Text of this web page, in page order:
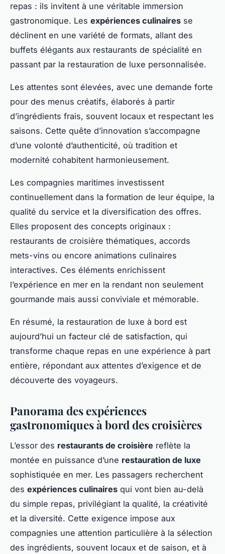
repas : ils invitent à une véritable immersion
gastronomique. Les expériences culinaires se
déclinent en une variété de formats, allant des
buffets élégants aux restaurants de spécialité en
passant par la restauration de luxe personnalisée.
Les attentes sont élevées, avec une demande forte
pour des menus créatifs, élaborés à partir
d’ingrédients frais, souvent locaux et respectant les
saisons. Cette quête d’innovation s’accompagne
d’une volonté d’authenticité, où tradition et
modernité cohabitent harmonieusement.
Les compagnies maritimes investissent
continuellement dans la formation de leur équipe, la
qualité du service et la diversification des offres.
Elles proposent des concepts originaux :
restaurants de croisière thématiques, accords
mets-vins ou encore animations culinaires
interactives. Ces éléments enrichissent
l’expérience en mer en la rendant non seulement
gourmande mais aussi conviviale et mémorable.
En résumé, la restauration de luxe à bord est
aujourd’hui un facteur clé de satisfaction, qui
transforme chaque repas en une expérience à part
entière, répondant aux attentes d’exigence et de
découverte des voyageurs.
Panorama des expériences
gastronomiques à bord des croisières
L’essor des restaurants de croisière reflète la
montée en puissance d’une restauration de luxe
sophistiquée en mer. Les passagers recherchent
des expériences culinaires qui vont bien au-delà
du simple repas, privilégiant la qualité, la créativité
et la diversité. Cette exigence impose aux
compagnies une attention particulière à la sélection
des ingrédients, souvent locaux et de saison, et à